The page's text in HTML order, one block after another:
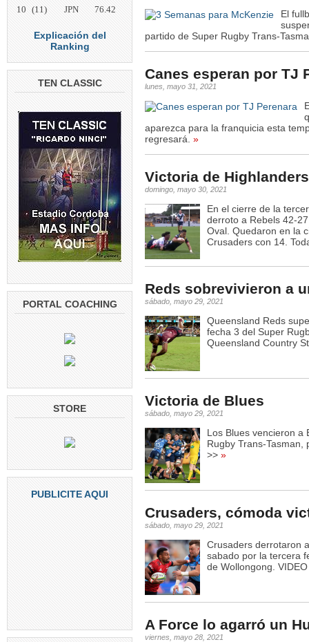
10 (11) JPN 76.42
Explicación del
Ranking
TEN CLASSIC
PORTAL COACHING
STORE
PUBLICITE AQUI
El
partido de Super Rugby Trans-
Canes esperan por TJ
lunes, mayo 31, 2021
aparezca para la franquicia esta
regresará. »
Victoria de Highlanders
domingo, mayo 30, 2021
En el cierre de la
derroto a Rebels 42-
Oval. Quedaron en la
Crusaders con 14.
Reds sobrevivieron a
sábado, mayo 29, 2021
Queensland Reds
fecha 3 del Super
Queensland Country
Victoria de Blues
sábado, mayo 29, 2021
Los Blues vencieron a
Rugby Trans-Tasman,
>> »
Crusaders, cómoda
sábado, mayo 29, 2021
Crusaders derrotaron
sabado por la tercera
de Wollongong.
A Force lo agarró un
viernes, mayo 28, 2021